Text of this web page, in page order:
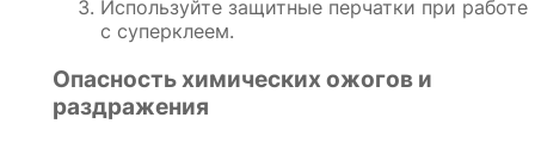
Используйте защитные перчатки при работе
с суперклеем.
Опасность химических ожогов и
раздражения